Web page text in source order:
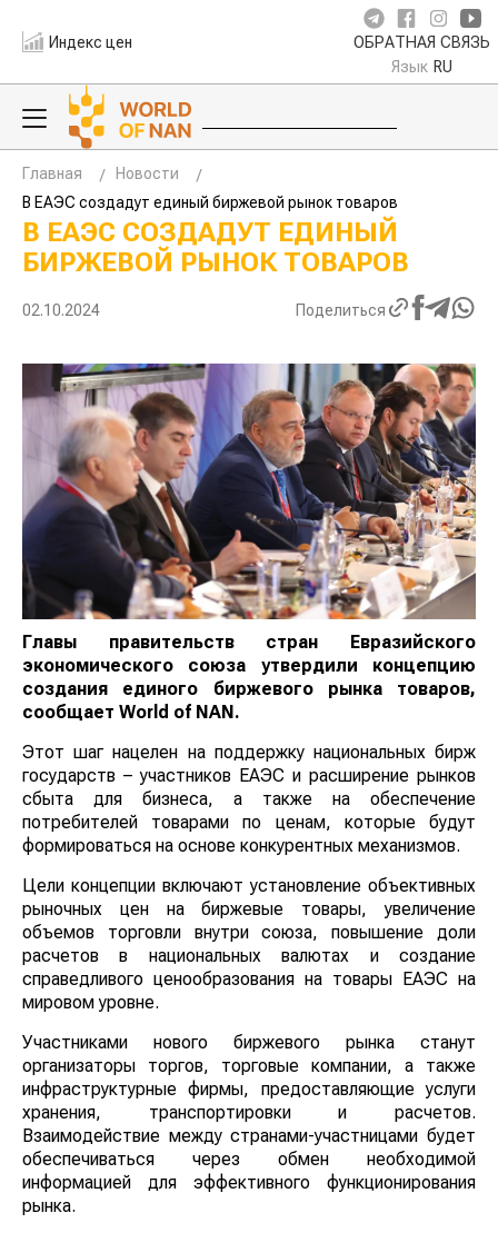
Индекс цен ОБРАТНАЯ СВЯЗЬ
Язык RU
Главная
Новости
В ЕАЭС создадут единый биржевой рынок товаров
В ЕАЭС СОЗДАДУТ ЕДИНЫЙ
БИРЖЕВОЙ РЫНОК ТОВАРОВ
02.10.2024 Поделиться
Главы правительств стран Евразийского
экономического союза утвердили концепцию
создания единого биржевого рынка товаров,
сообщает World of NAN.
Этот шаг нацелен на поддержку национальных бирж
государств – участников ЕАЭС и расширение рынков
сбыта для бизнеса, а также на обеспечение
потребителей товарами по ценам, которые будут
формироваться на основе конкурентных механизмов.
Цели концепции включают установление объективных
рыночных цен на биржевые товары, увеличение
объемов торговли внутри союза, повышение доли
расчетов в национальных валютах и создание
справедливого ценообразования на товары ЕАЭС на
мировом уровне.
Участниками нового биржевого рынка станут
организаторы торгов, торговые компании, а также
инфраструктурные фирмы, предоставляющие услуги
хранения, транспортировки и расчетов.
Взаимодействие между странами-участницами будет
обеспечиваться через обмен необходимой
информацией для эффективного функционирования
рынка.